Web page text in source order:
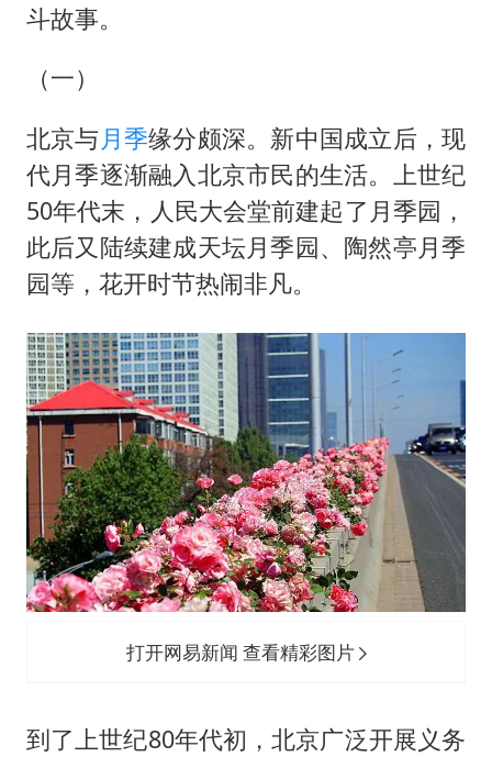
斗故事。
（一）
北京与 月季缘分颇深。新中国成立后，现
代月季逐渐融入北京市民的生活。上世纪
50年代末，人民大会堂前建起了月季园，
此后又陆续建成天坛月季园、陶然亭月季
园等，花开时节热闹非凡。
打开网易新闻 查看精彩图片
到了上世纪80年代初，北京广泛开展义务